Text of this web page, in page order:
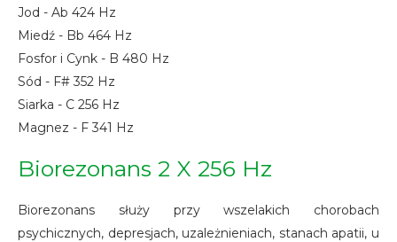
Jod - Ab 424 Hz
Miedź - Bb 464 Hz
Fosfor i Cynk - B 480 Hz
Sód - F# 352 Hz
Siarka - C 256 Hz
Magnez - F 341 Hz
Biorezonans 2 X 256 Hz
Biorezonans służy przy wszelakich chorobach
psychicznych, depresjach, uzależnieniach, stanach apatii, u